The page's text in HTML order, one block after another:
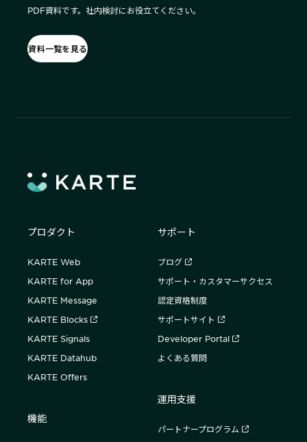
PDF資料です。社内検討にお役立てください。
資料一覧を見る
プロダクト
KARTE Web
KARTE for App
KARTE Message
KARTE Blocks
KARTE Signals
KARTE Datahub
KARTE Offers
機能
サポート
ブログ
サポート・カスタマーサクセス
認定資格制度
サポートサイト
Developer Portal
よくある質問
運用支援
パートナープログラム